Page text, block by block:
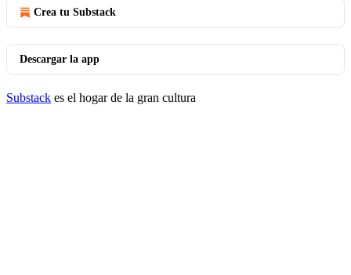
Crea tu Substack
Descargar la app
Substack es el hogar de la gran cultura